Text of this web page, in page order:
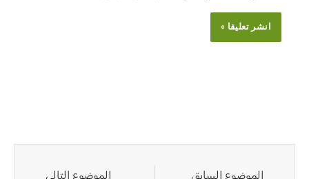
الموضوع السابق الموضوع التالي